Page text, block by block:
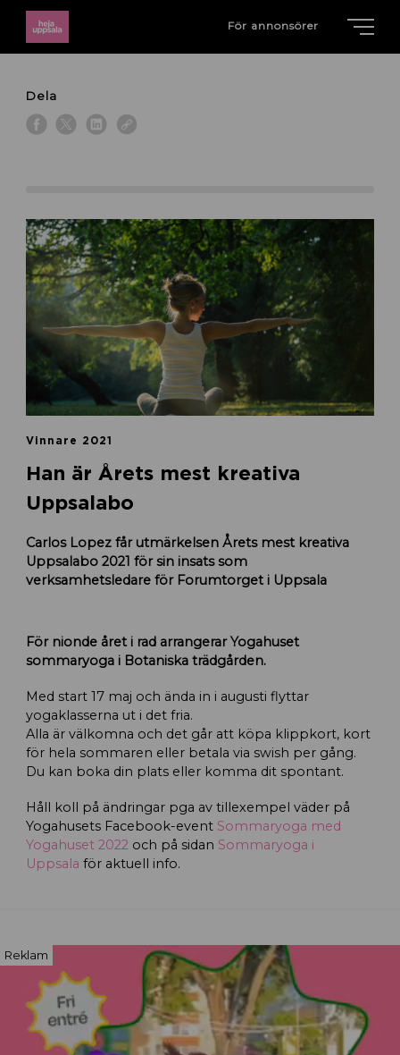
För annonsörer
Dela
Vinnare 2021
Han är Årets mest kreativa
Uppsalabo
Carlos Lopez får utmärkelsen Årets mest kreativa
Uppsalabo 2021 för sin insats som
verksamhetsledare för Forumtorget i Uppsala
För nionde året i rad arrangerar Yogahuset
sommaryoga i Botaniska trädgården.
Med start 17 maj och ända in i augusti flyttar
yogaklasserna ut i det fria.
Alla är välkomna och det går att köpa klippkort, kort
för hela sommaren eller betala via swish per gång.
Du kan boka din plats eller komma dit spontant.
Håll koll på ändringar pga av tillexempel väder på
Yogahusets Facebook-eventSommaryoga med
Yogahuset 2022 och på sidan Sommaryoga i
Uppsala för aktuell info.
Reklam